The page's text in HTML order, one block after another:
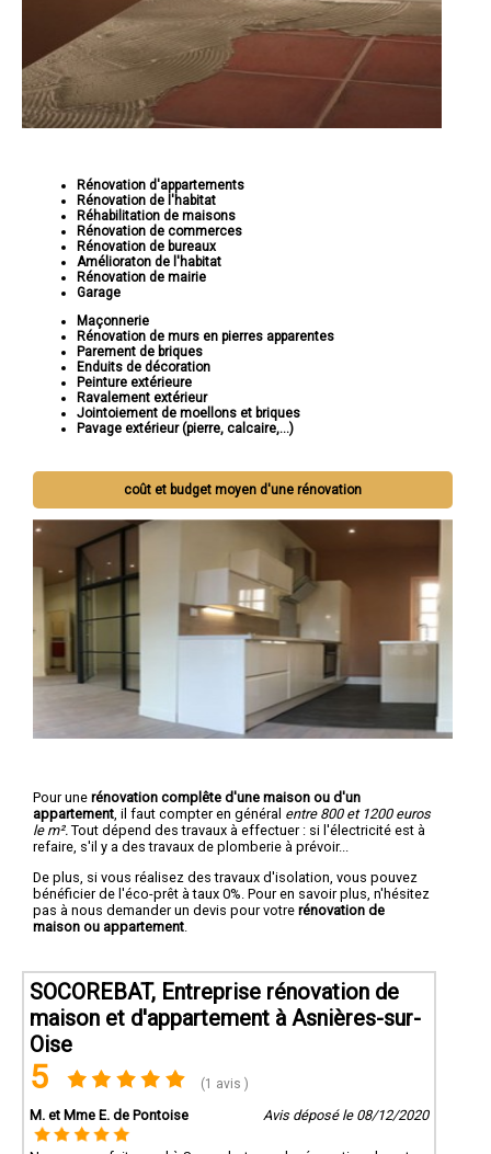
Rénovation d'appartements
Rénovation de l'habitat
Réhabilitation de maisons
Rénovation de commerces
Rénovation de bureaux
Amélioraton de l'habitat
Rénovation de mairie
Garage
Maçonnerie
Rénovation de murs en pierres apparentes
Parement de briques
Enduits de décoration
Peinture extérieure
Ravalement extérieur
Jointoiement de moellons et briques
Pavage extérieur (pierre, calcaire,...)
coût et budget moyen d'une rénovation
Pour une rénovation complête d'une maison ou d'un
appartement , il faut compter en général entre 800 et 1200 euros
le m². Tout dépend des travaux à effectuer : si l'électricité est à
refaire, s'il y a des travaux de plomberie à prévoir...
De plus, si vous réalisez des travaux d'isolation, vous pouvez
bénéficier de l'éco-prêt à taux 0%. Pour en savoir plus, n'hésitez
pas à nous demander un devis pour votre rénovation de
maison ou appartement
SOCOREBAT, Entreprise rénovation de
maison et d'appartement à Asnières-sur-
Oise
5 (1 avis )
M. et Mme E. de Pontoise Avis déposé le 08/12/2020